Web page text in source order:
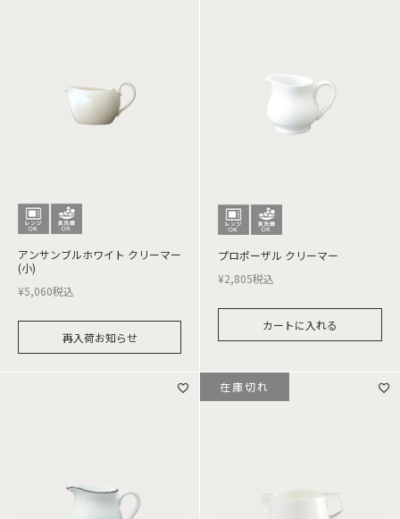
アンサンブルホワイト クリーマー
(小)
¥5,060税込
再入荷お知らせ
プロポーザル クリーマー
¥2,805税込
カートに入れる
在庫切れ